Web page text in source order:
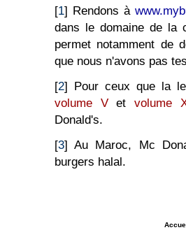
[1] Rendons à
dans le domaine de la
permet notamment de
que nous n'avons pas
[2] Pour ceux que la
volume Vet volume
Donald's.
[3] Au Maroc, Mc
burgers halal.